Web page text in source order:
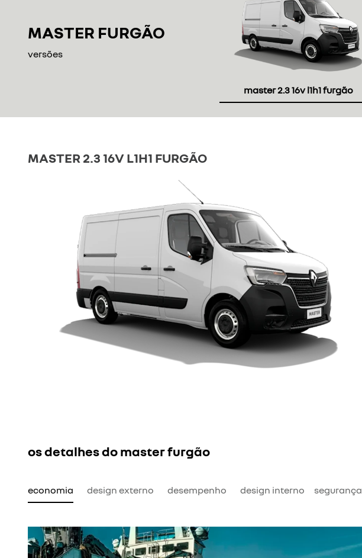
MASTER FURGÃO
versões
master 2.3 16v l1h1 furgão
MASTER 2.3 16V L1H1 FURGÃO
os detalhes do master furgão
economia design externo desempenho design interno segurança